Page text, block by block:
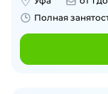
Полная